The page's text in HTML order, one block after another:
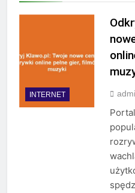
INTERNET